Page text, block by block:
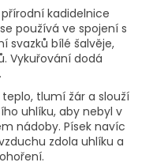
kadidelnice
používá ve spojení s
svazků bílé šalvěje,
Vykuřování dodá
teplo, tlumí žár a slouží
uhlíku, aby nebyl v
nádoby. Písek navíc
zdola uhlíku a